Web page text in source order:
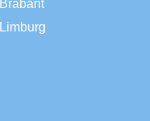
Brabant
Limburg